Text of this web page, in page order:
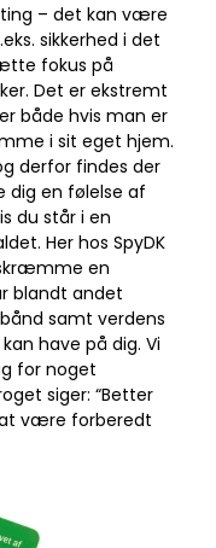
– det kan være
sikkerhed i det
fokus på
Det er ekstremt
både hvis man er
i sit eget hjem.
derfor findes der
dig en følelse af
du står i en
Her hos SpyDK
en
blandt andet
samt verdens
have på dig. Vi
for noget
siger: “Better
at være forberedt